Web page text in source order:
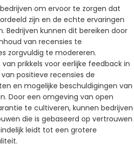
om ervoor te zorgen dat
zijn en de echte ervaringen
Bedrijven kunnen dit bereiken door
van recensies te
zorgvuldig te modereren.
prikkels voor eerlijke feedback in
positieve recensies de
en mogelijke beschuldigingen van
Door een omgeving van open
te cultiveren, kunnen bedrijven
die is gebaseerd op vertrouwen
leidt tot een grotere